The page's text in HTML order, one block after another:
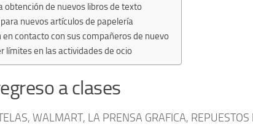
obtención de nuevos libros de texto
nuevos artículos de papelería
en contacto con sus compañeros de nuevo
límites en las actividades de ocio
a clases
WALMART, LA PRENSA GRAFICA, REPUESTOS